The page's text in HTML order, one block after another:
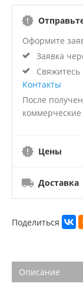
Оформите
Заявка
Свяжитесь
Контакты
После
Цены
Доставка
Поделиться
Описание